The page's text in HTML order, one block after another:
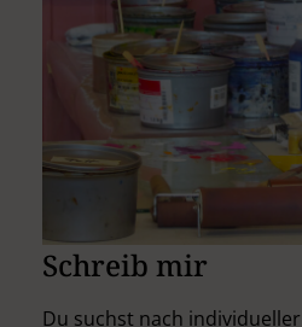
Schreib mir
Du suchst nach